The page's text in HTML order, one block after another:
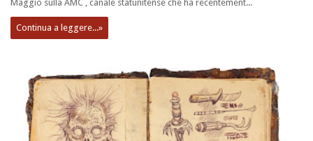
Maggio sulla AMC , canale statunitense che ha recentement...
Continua a leggere...»